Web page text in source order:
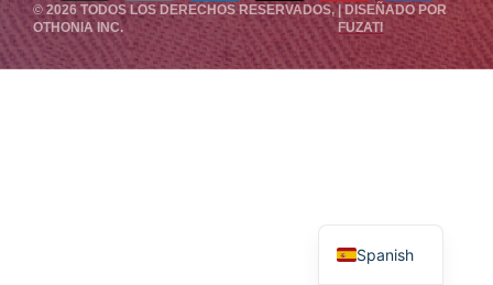
© 2026 TODOS LOS DERECHOS RESERVADOS,
OTHONIAINC.
| DISEÑADO POR
FUZATI
Spanish